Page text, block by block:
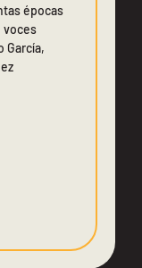
épocas
voces
García,